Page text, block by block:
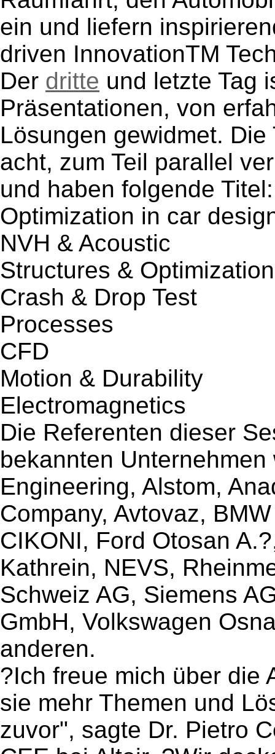
ein und liefern
driven InnovationTM
Der dritte und letzte Tag
Präsentationen, von
Lösungen gewidmet.
acht, zum Teil parallel
und haben folgende Titel:
Optimization in car
NVH & Acoustic
Structures & Optimization
Crash & Drop Test
Processes
CFD
Motion & Durability
Electromagnetics
Die Referenten dieser
bekannten
Engineering, Alstom,
Company, Avtovaz,
CIKONI, Ford Otosan
Kathrein, NEVS,
Schweiz AG, Siemens
GmbH, Volkswagen
anderen.
?Ich freue mich über die
sie mehr Themen und
zuvor", sagte Dr. Pietro